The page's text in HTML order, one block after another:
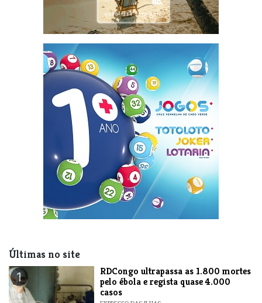
Últimas no site
1
RDCongo ultrapassa as 1.800 mortes
pelo ébola e regista quase 4.000
casos